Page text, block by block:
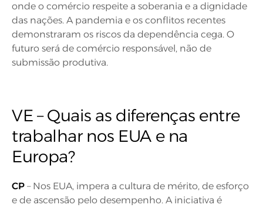
onde o comércio respeite a soberania e a dignidade
das nações. A pandemia e os conflitos recentes
demonstraram os riscos da dependência cega. O
futuro será de comércio responsável, não de
submissão produtiva.
VE – Quais as diferenças entre
trabalhar nos EUA e na
Europa?
CP – Nos EUA, impera a cultura de mérito, de esforço
e de ascensão pelo desempenho. A iniciativa é